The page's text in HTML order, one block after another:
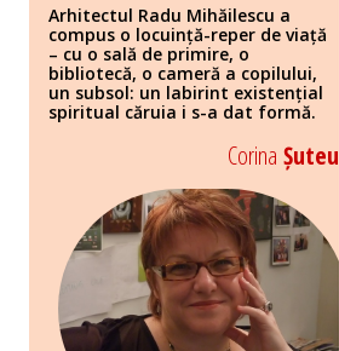
Arhitectul Radu Mihăilescu a
compus o locuință-reper de viață
– cu o sală de primire, o
bibliotecă, o cameră a copilului,
un subsol: un labirint existențial
spiritual căruia i s-a dat formă.
Corina Șuteu